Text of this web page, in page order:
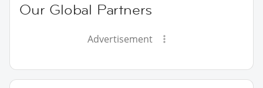
Our Global Partners
Advertisement